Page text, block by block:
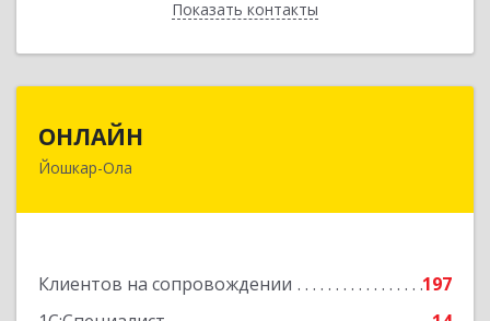
Показать контакты
Назад
ОНЛАЙН
Йошкар-Ола
Клиентов на сопровождении
197
424000, Марий Эл Респ, Йошкар-Ола г,